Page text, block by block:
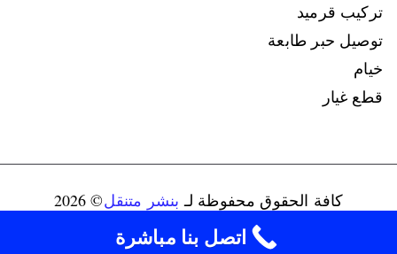
تركيب قرميد
توصيل حبر طابعة
خيام
قطع غيار
كافة الحقوق محفوظة لـ بنشر متنقل© 2026
connect@ads-kuwait.net
+96598080146‬اتصل بنا مباشرة